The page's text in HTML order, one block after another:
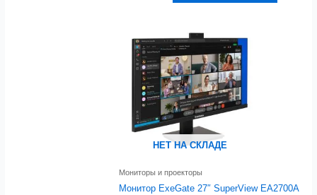
НЕТ НА СКЛАДЕ
Мониторы и проекторы
Монитор ExeGate 27″ SuperView EA2700A